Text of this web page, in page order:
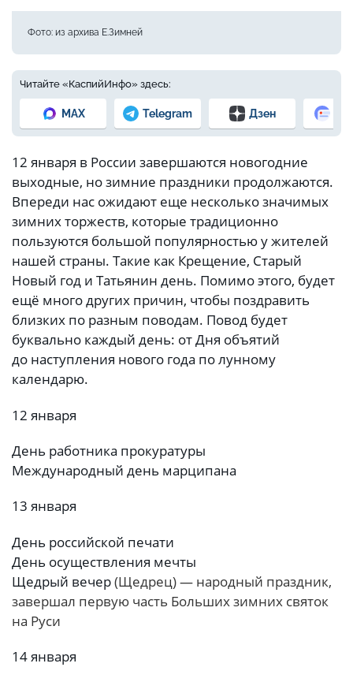
Фото: из архива Е.Зимней
Читайте «КаспийИнфо» здесь:
MAX Telegram Дзен
12 января в России завершаются новогодние
выходные, но зимние праздники продолжаются.
Впереди нас ожидают еще несколько значимых
зимних торжеств, которые традиционно
пользуются большой популярностью у жителей
нашей страны. Такие как Крещение, Старый
Новый год и Татьянин день. Помимо этого, будет
ещё много других причин, чтобы поздравить
близких по разным поводам. Повод будет
буквально каждый день: от Дня объятий
до наступления нового года по лунному
календарю.
12 января
День работника прокуратуры
Международный день марципана
13 января
День российской печати
День осуществления мечты
Щедрый вечер(Щедрец) — народный праздник,
завершал первую часть Больших зимних святок
на Руси
14 января